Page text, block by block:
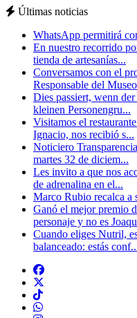
Últimas noticias
WhatsApp permitirá
En nuestro recorrido
tienda de artesanías...
Conversamos con el
Responsable del
Dies passiert, wenn
kleinen Personengru...
Visitamos el
Ignacio, nos recibió s...
Noticiero
martes 32 de diciem...
Les invito a que nos
de adrenalina en el...
Marco Rubio recalca a
Ganó el mejor premio
personaje y no es
Cuando eliges Nutril,
balanceado: estás